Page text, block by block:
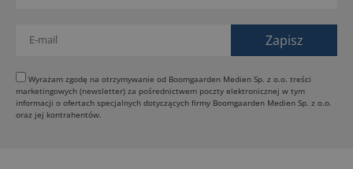
01.08.2026
Jeden walec, trzy tryby zagęszczania BOMAG BW
177 BVO-5 PL
31.07.2026
SCHWING DynaRig ułatwia pracę na ciasnych
Wyrażam zgodę na otrzymywanie od Boomgaarden Medien Sp. z o.o. treści
marketingowych (newsletter) za pośrednictwem poczty elektronicznej w tym
informacji o ofertach specjalnych dotyczących firmy Boomgaarden Medien Sp. z o.o.
oraz jej kontrahentów.